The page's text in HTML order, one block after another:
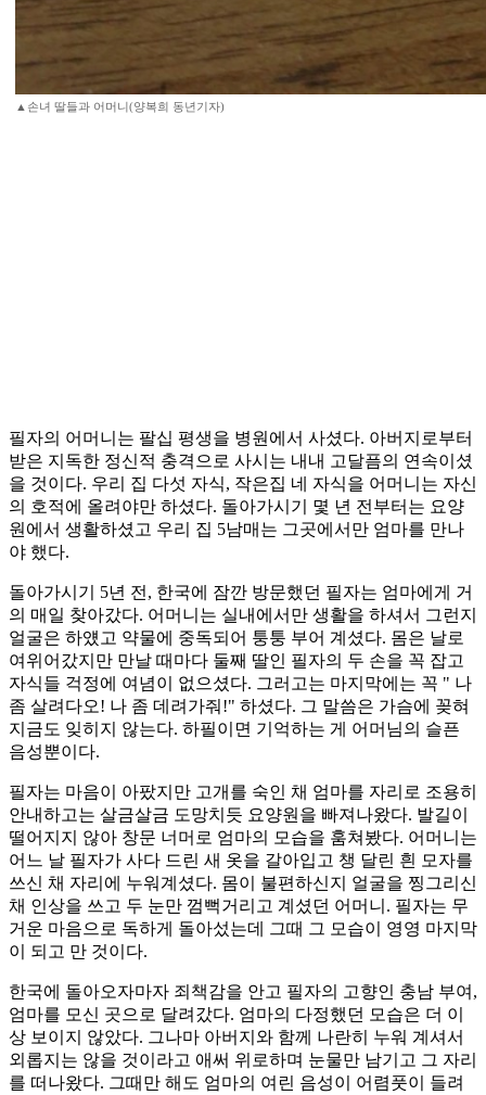
▲손녀 딸들과 어머니(양복희 동년기자)
필자의 어머니는 팔십 평생을 병원에서 사셨다. 아버지로부터
받은 지독한 정신적 충격으로 사시는 내내 고달픔의 연속이셨
을 것이다. 우리 집 다섯 자식, 작은집 네 자식을 어머니는 자신
의 호적에 올려야만 하셨다. 돌아가시기 몇 년 전부터는 요양
원에서 생활하셨고 우리 집 5남매는 그곳에서만 엄마를 만나
야 했다.
돌아가시기 5년 전, 한국에 잠깐 방문했던 필자는 엄마에게 거
의 매일 찾아갔다. 어머니는 실내에서만 생활을 하셔서 그런지
얼굴은 하얬고 약물에 중독되어 퉁퉁 부어 계셨다. 몸은 날로
여위어갔지만 만날 때마다 둘째 딸인 필자의 두 손을 꼭 잡고
자식들 걱정에 여념이 없으셨다. 그러고는 마지막에는 꼭 " 나
좀 살려다오! 나 좀 데려가줘!" 하셨다. 그 말씀은 가슴에 꽂혀
지금도 잊히지 않는다. 하필이면 기억하는 게 어머님의 슬픈
음성뿐이다.
필자는 마음이 아팠지만 고개를 숙인 채 엄마를 자리로 조용히
안내하고는 살금살금 도망치듯 요양원을 빠져나왔다. 발길이
떨어지지 않아 창문 너머로 엄마의 모습을 훔쳐봤다. 어머니는
어느 날 필자가 사다 드린 새 옷을 갈아입고 챙 달린 흰 모자를
쓰신 채 자리에 누워계셨다. 몸이 불편하신지 얼굴을 찡그리신
채 인상을 쓰고 두 눈만 껌뻑거리고 계셨던 어머니. 필자는 무
거운 마음으로 독하게 돌아섰는데 그때 그 모습이 영영 마지막
이 되고 만 것이다.
한국에 돌아오자마자 죄책감을 안고 필자의 고향인 충남 부여,
엄마를 모신 곳으로 달려갔다. 엄마의 다정했던 모습은 더 이
상 보이지 않았다. 그나마 아버지와 함께 나란히 누워 계셔서
외롭지는 않을 것이라고 애써 위로하며 눈물만 남기고 그 자리
를 떠나왔다. 그때만 해도 엄마의 여린 음성이 어렴풋이 들려